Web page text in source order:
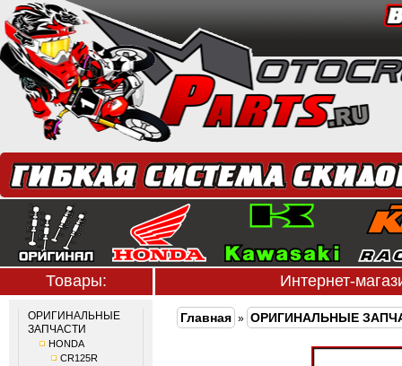
Товары: Интернет-
ОРИГИНАЛЬНЫЕ
ЗАПЧАСТИ
HONDA
CR125R
Главная » ОРИГИНАЛЬНЫЕ